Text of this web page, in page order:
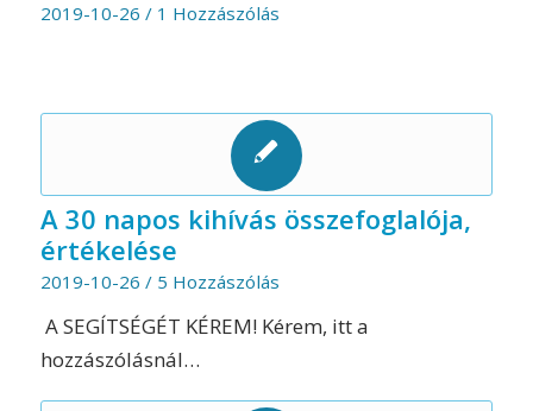
2019-10-26 / 1 Hozzászólás
A 30 napos kihívás összefoglalója,
értékelése
2019-10-26 / 5 Hozzászólás
A SEGÍTSÉGÉT KÉREM! Kérem, itt a
hozzászólásnál…